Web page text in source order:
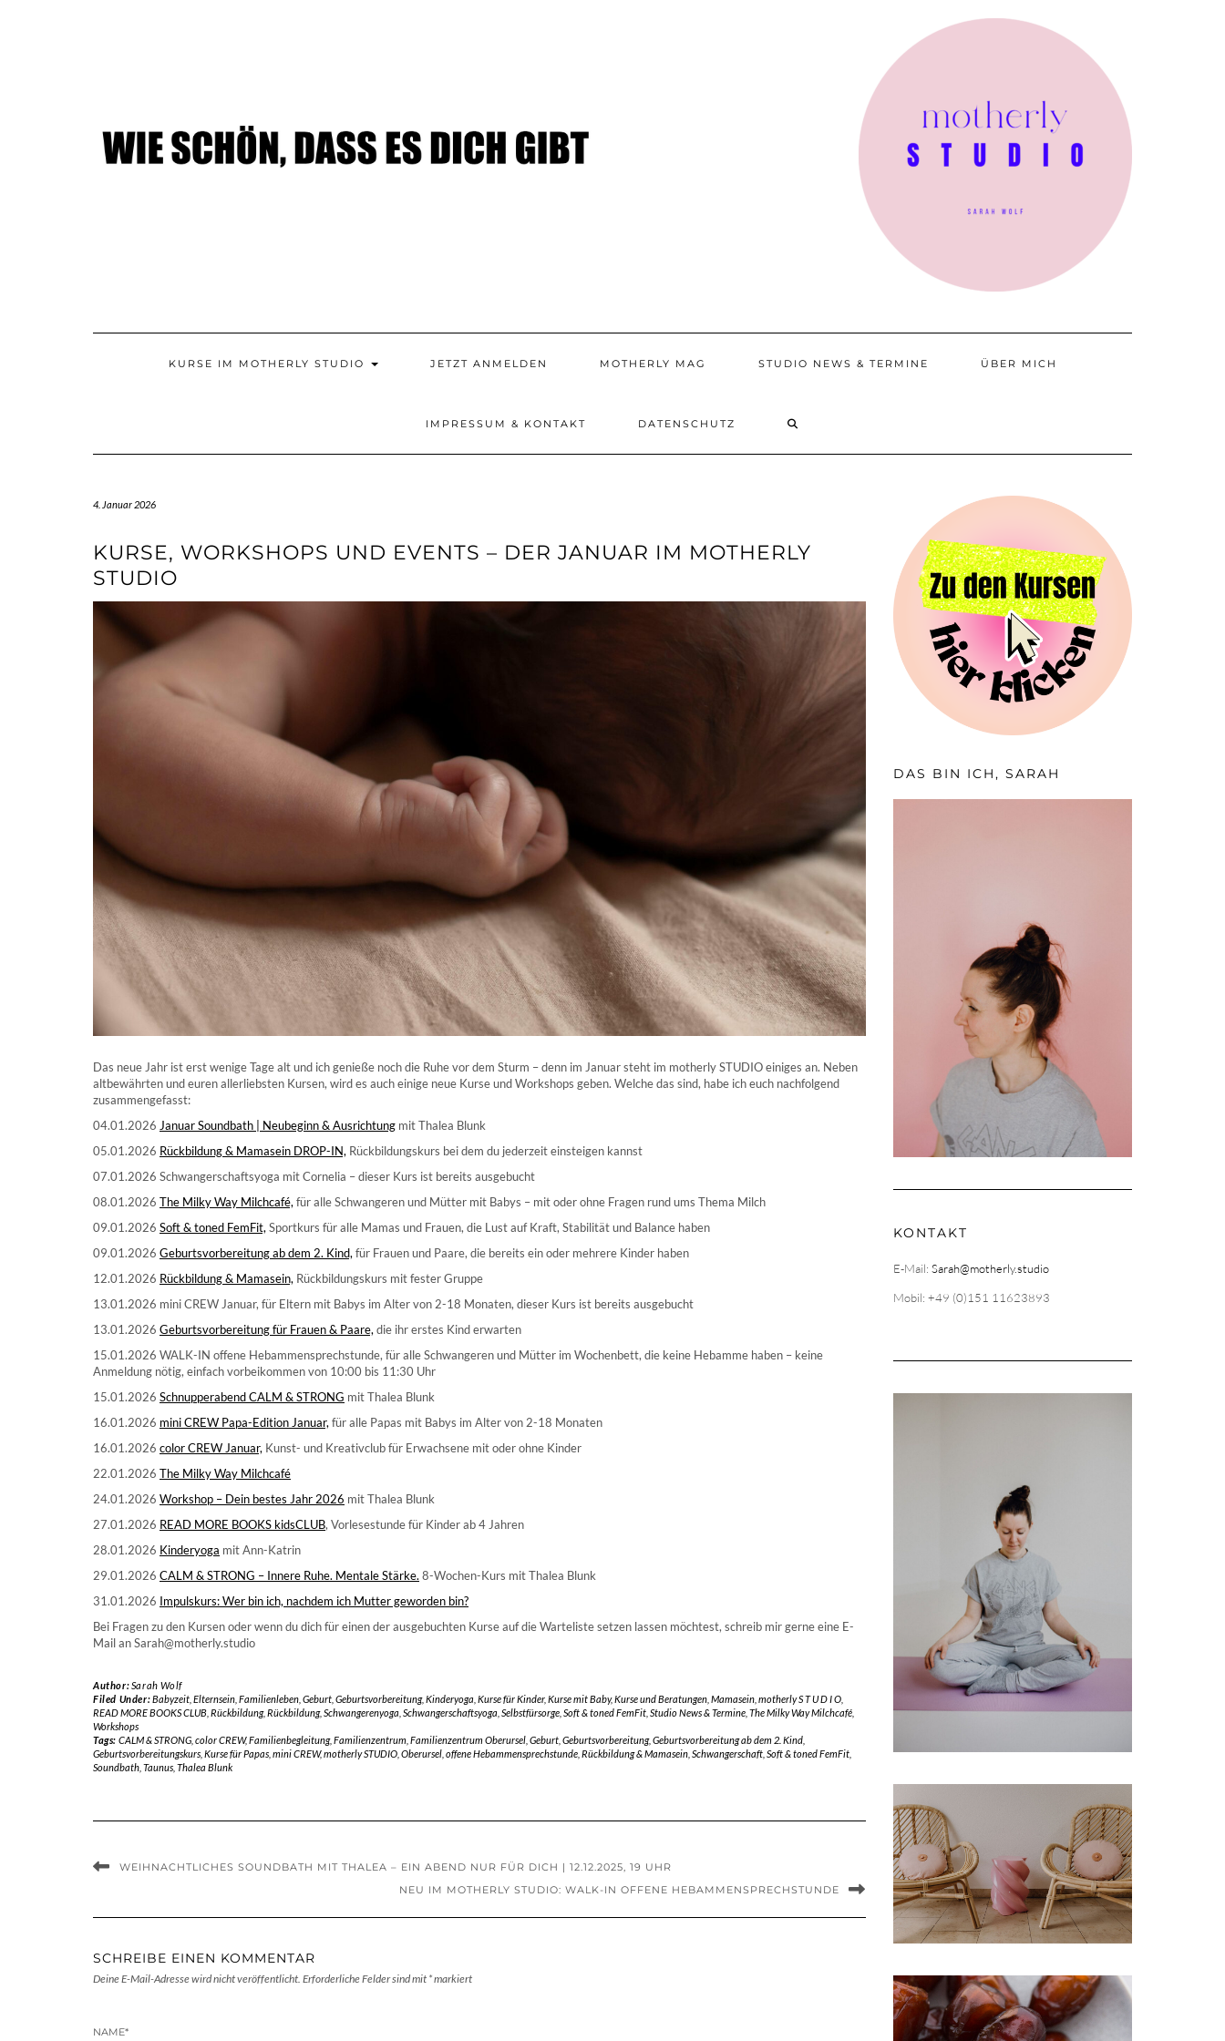
KURSE IM MOTHERLY STUDIO JETZT ANMELDEN MOTHERLY MAG STUDIO NEWS & TERMINE ÜBER MICH
IMPRESSUM & KONTAKT DATENSCHUTZ
4. Januar 2026
KURSE, WORKSHOPS UND EVENTS – DER JANUAR IM MOTHERLY
STUDIO
Das neue Jahr ist erst wenige Tage alt und ich genieße noch die Ruhe vor dem Sturm – denn im Januar steht im motherly STUDIO einiges an. Neben
altbewährten und euren allerliebsten Kursen, wird es auch einige neue Kurse und Workshops geben. Welche das sind, habe ich euch nachfolgend
zusammengefasst:
04.01.2026 Januar Soundbath | Neubeginn & Ausrichtung mit Thalea Blunk
05.01.2026 Rückbildung & Mamasein DROP-IN, Rückbildungskurs bei dem du jederzeit einsteigen kannst
07.01.2026 Schwangerschaftsyoga mit Cornelia – dieser Kurs ist bereits ausgebucht
08.01.2026 The Milky Way Milchcafé, für alle Schwangeren und Mütter mit Babys – mit oder ohne Fragen rund ums Thema Milch
09.01.2026 Soft & toned FemFit, Sportkurs für alle Mamas und Frauen, die Lust auf Kraft, Stabilität und Balance haben
09.01.2026 Geburtsvorbereitung ab dem 2. Kind, für Frauen und Paare, die bereits ein oder mehrere Kinder haben
12.01.2026 Rückbildung & Mamasein, Rückbildungskurs mit fester Gruppe
13.01.2026 mini CREW Januar, für Eltern mit Babys im Alter von 2-18 Monaten, dieser Kurs ist bereits ausgebucht
13.01.2026 Geburtsvorbereitung für Frauen & Paare, die ihr erstes Kind erwarten
15.01.2026 WALK-IN offene Hebammensprechstunde, für alle Schwangeren und Mütter im Wochenbett, die keine Hebamme haben – keine
Anmeldung nötig, einfach vorbeikommen von 10:00 bis 11:30 Uhr
15.01.2026 Schnupperabend CALM & STRONG mit Thalea Blunk
16.01.2026 mini CREW Papa-Edition Januar, für alle Papas mit Babys im Alter von 2-18 Monaten
16.01.2026 color CREW Januar, Kunst- und Kreativclub für Erwachsene mit oder ohne Kinder
22.01.2026 The Milky Way Milchcafé
24.01.2026 Workshop – Dein bestes Jahr 2026 mit Thalea Blunk
27.01.2026 READ MORE BOOKS kidsCLUB, Vorlesestunde für Kinder ab 4 Jahren
28.01.2026 Kinderyoga mit Ann-Katrin
29.01.2026 CALM & STRONG – Innere Ruhe. Mentale Stärke. 8-Wochen-Kurs mit Thalea Blunk
31.01.2026 Impulskurs: Wer bin ich, nachdem ich Mutter geworden bin?
Bei Fragen zu den Kursen oder wenn du dich für einen der ausgebuchten Kurse auf die Warteliste setzen lassen möchtest, schreib mir gerne eine E-
Mail an Sarah@motherly.studio
Author:Sarah Wolf
Filed Under:Babyzeit, Elternsein, Familienleben, Geburt, Geburtsvorbereitung, Kinderyoga Kurse für Kinder, Kurse mit Baby,Kurse und Beratungen, Mamasein, motherly S T U D I O,
READ MORE BOOKS CLUB Rückbildung, Rückbildung, Schwangerenyoga Schwangerschaftsyoga Selbstfürsorge Soft & toned FemFit Studio News & Termine The Milky Way Milchcafé
Workshops
Tags: CALM & STRONG, color CREW,Familienbegleitung, Familienzentrum Familienzentrum Oberursel, Geburt, Geburtsvorbereitung, Geburtsvorbereitung ab dem 2. Kind,
Geburtsvorbereitungskurs Kurse für Papas mini CREW,motherly STUDIO Oberursel offene Hebammensprechstunde Rückbildung & Mamasein Schwangerschaft Soft & toned FemFit
Soundbath Taunus Thalea Blunk
WEIHNACHTLICHES SOUNDBATH MIT THALEA – EIN ABEND NUR FÜR DICH | 12.12.2025, 19 UHR
NEU IM MOTHERLY STUDIO: WALK-IN OFFENE HEBAMMENSPRECHSTUNDE
SCHREIBE EINEN KOMMENTAR
Deine E-Mail-Adresse wird nicht veröffentlicht. Erforderliche Felder sind mit *markiert
NAME*
DAS BIN ICH, SARAH
KONTAKT
E-Mail: Sarah@motherly.studio
Mobil: +49 (0)151 11623893